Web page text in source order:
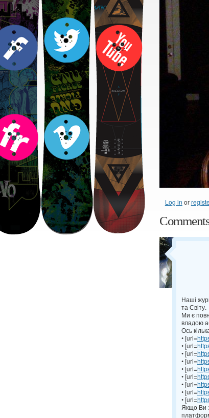
Log in or
Наші
та Світу.
Ми є
владою
Ось
• [url=
• [url=
• [url=
• [url=
• [url=
• [url=
• [url=
• [url=
• [url=
Якщо Ви